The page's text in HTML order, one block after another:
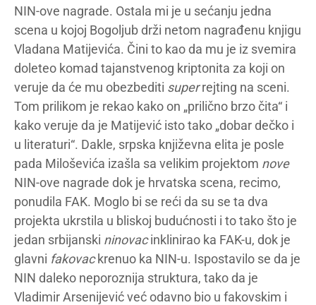
NIN-ove nagrade. Ostala mi je u sećanju jedna
scena u kojoj Bogoljub drži netom nagrađenu knjigu
Vladana Matijevića. Čini to kao da mu je iz svemira
doleteo komad tajanstvenog kriptonita za koji on
veruje da će mu obezbediti superrejting na sceni.
Tom prilikom je rekao kako on „prilično brzo čita“ i
kako veruje da je Matijević isto tako „dobar dečko i
u literaturi“. Dakle, srpska književna elita je posle
pada Miloševića izašla sa velikim projektom nove
NIN-ove nagrade dok je hrvatska scena, recimo,
ponudila FAK. Moglo bi se reći da su se ta dva
projekta ukrstila u bliskoj budućnosti i to tako što je
jedan srbijanski ninovacinklinirao ka FAK-u, dok je
glavni fakovackrenuo ka NIN-u. Ispostavilo se da je
NIN daleko neporoznija struktura, tako da je
Vladimir Arsenijević već odavno bio u fakovskim i